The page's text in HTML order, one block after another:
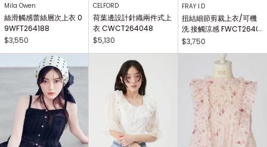
Mila Owen
絲滑觸感蕾絲層次上衣 0
9WFT264188
$3,550
CELFORD
荷葉邊設計針織兩件式上
衣 CWCT264048
$5,130
FRAY I.D
扭結細節剪裁上衣/可機
洗.接觸涼感 FWCT2640
25
$3,750